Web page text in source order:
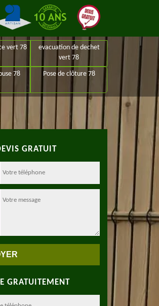
vert 78
evacuation de dechet
vert 78
78 Pose de clôture 78
GRATUIT
GRATUITEMENT